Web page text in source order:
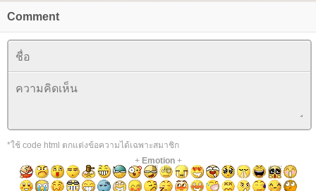
Comment
*ใช้ code html ตกแต่งข้อความได้เฉพาะสมาชิก
+ Emotion+